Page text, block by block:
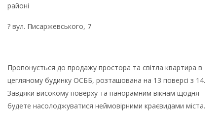
районі
? вул. Писаржевського, 7
Пропонується до продажу простора та світла квартира в
цегляному будинку ОСББ, розташована на 13 поверсі з 14.
Завдяки високому поверху та панорамним вікнам щодня
будете насолоджуватися неймовірними краєвидами міста.